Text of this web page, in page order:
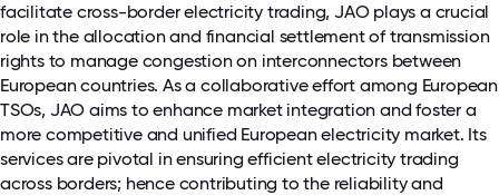
facilitate cross-border electricity trading, JAO plays a crucial
role in the allocation and financial settlement of transmission
rights to manage congestion on interconnectors between
European countries. As a collaborative effort among European
TSOs, JAO aims to enhance market integration and foster a
more competitive and unified European electricity market. Its
services are pivotal in ensuring efficient electricity trading
across borders; hence contributing to the reliability and